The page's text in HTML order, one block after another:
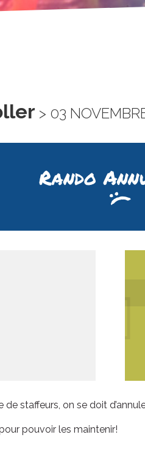
> 03
Rando
staffeurs, on se doit
pouvoir les maintenir!